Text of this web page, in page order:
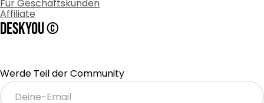
Für Geschäftskunden
Affiliate
DESKYOU ©
Werde Teil der Community
Deine-
Email